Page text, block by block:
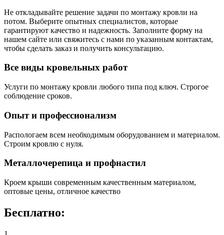
Не откладывайте решение задачи по монтажу кровли на
потом. Выберите опытных специалистов, которые
гарантируют качество и надежность. Заполните форму на
нашем сайте или свяжитесь с нами по указанным контактам,
чтобы сделать заказ и получить консультацию.
Все виды кровельных работ
Услуги по монтажу кровли любого типа под ключ. Строгое
соблюдение сроков.
Опыт и профессионализм
Распологаем всем необходимым оборудованием и материалом.
Строим кровлю с нуля.
Металлочерепица и профнастил
Кроем крыши современным качественным материалом,
оптовые цены, отличное качество
Бесплатно: